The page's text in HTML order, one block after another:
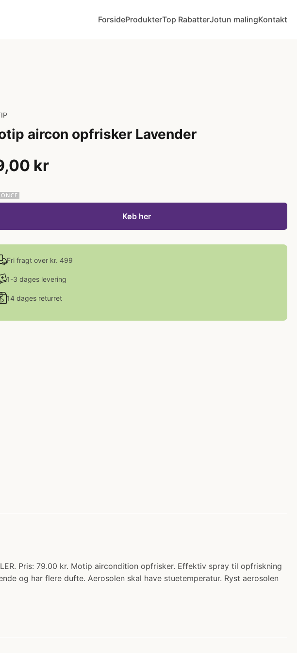
ForsideProdukterTop RabatterJotun malingKontakt
aircon opfrisker Lavender
kr
Køb her
Fri fragt over kr. 499
1-3 dages levering
14 dages returret
Pris: 79.00 kr. Motip aircondition opfrisker. Effektiv spray til opfriskning
og har flere dufte. Aerosolen skal have stuetemperatur. Ryst aerosolen